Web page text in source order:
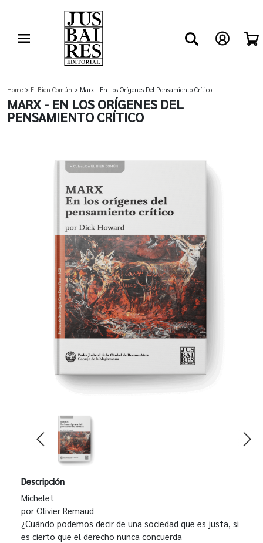
Home > El Bien Común > Marx - En Los Orígenes Del Pensamiento Crítico
MARX - EN LOS ORÍGENES DEL
PENSAMIENTO CRÍTICO
Descripción
Michelet
por Olivier Remaud
¿Cuándo podemos decir de una sociedad que es justa, si
es cierto que el derecho nunca concuerda